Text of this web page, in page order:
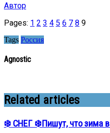
Автор
Pages: 1 2 3 4 5 6 7 8 9
Tags Россия
Agnostic
Related articles
❄️ СНЕГ ❄️Пишут, что зима в